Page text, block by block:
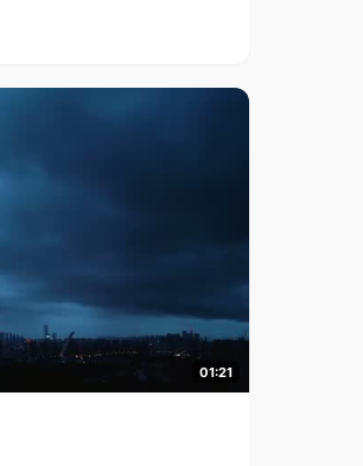
01:21